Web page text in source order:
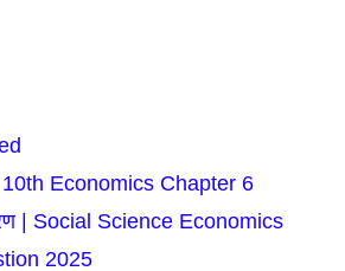
Economics Chapter 6
| Social Science Economics
2025